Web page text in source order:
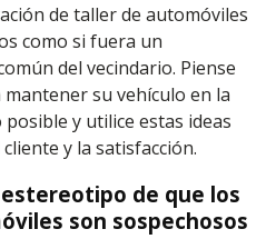
de taller de automóviles
como si fuera un
del vecindario. Piense
su vehículo en la
y utilice estas ideas
y la satisfacción.
de que los
son sospechosos